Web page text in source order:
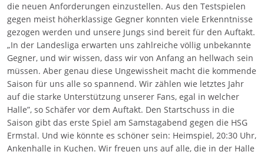
die neuen Anforderungen einzustellen. Aus den Testspielen
gegen meist höherklassige Gegner konnten viele Erkenntnisse
gezogen werden und unsere Jungs sind bereit für den Auftakt.
„In der Landesliga erwarten uns zahlreiche völlig unbekannte
Gegner, und wir wissen, dass wir von Anfang an hellwach sein
müssen. Aber genau diese Ungewissheit macht die kommende
Saison für uns alle so spannend. Wir zählen wie letztes Jahr
auf die starke Unterstützung unserer Fans, egal in welcher
Halle”, so Schäfer vor dem Auftakt. Den Startschuss in die
Saison gibt das erste Spiel am Samstagabend gegen die HSG
Ermstal. Und wie könnte es schöner sein: Heimspiel, 20:30 Uhr,
Ankenhalle in Kuchen. Wir freuen uns auf alle, die in der Halle